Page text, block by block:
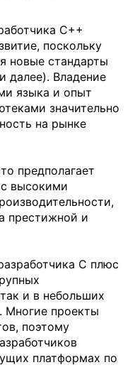
C++
поскольку
новые стандарты
далее). Владение
языка и опыт
значительно
на рынке
предполагает
высокими
престижной и
C плюс
и в небольших
Многие проекты
поэтому
платформах по